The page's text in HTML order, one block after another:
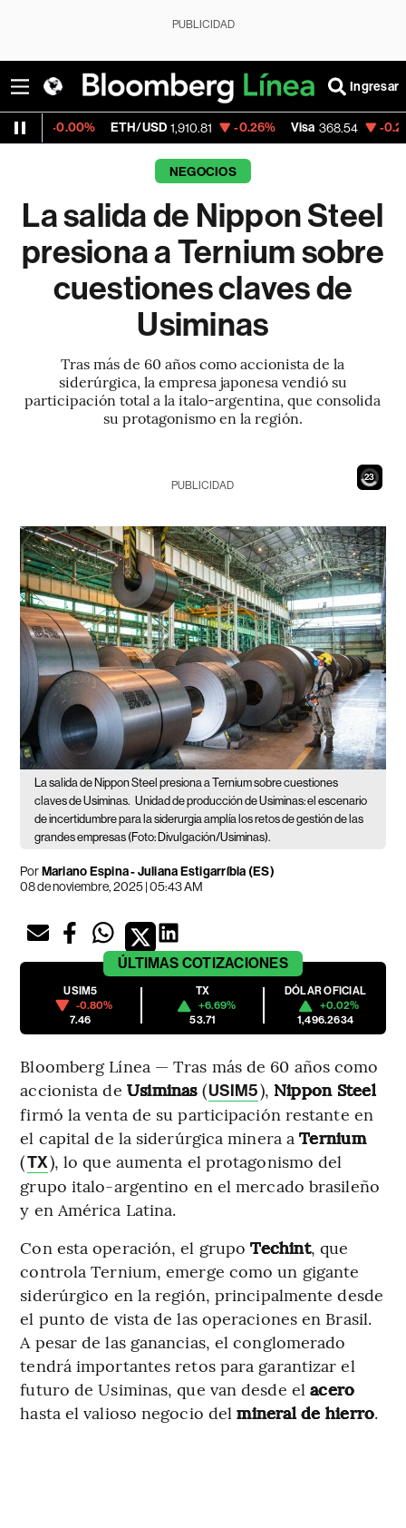
PUBLICIDAD
Ingresar
ETH/USD 1,910.81 -0.26% Visa 368.54 -0.28%
NEGOCIOS
La salida de Nippon Steel
presiona a Ternium sobre
cuestiones claves de
Usiminas
Tras más de 60 años como accionista de la
siderúrgica, la empresa japonesa vendió su
participación total a la italo-argentina, que consolida
su protagonismo en la región.
21
PUBLICIDAD
La salida de Nippon Steel presiona a Ternium sobre cuestiones
claves de Usiminas. Unidad de producción de Usiminas: el escenario
de incertidumbre para la siderurgia amplía los retos de gestión de las
grandes empresas (Foto: Divulgación/Usiminas).
PorMariano Espina-Juliana Estigarríbia (ES)
08 de noviembre, 2025 | 05:43 AM
ÚLTIMAS COTIZACIONES
USIM5
-0.80%
7.46
TX
+6.69%
53.71
DÓLAR OFICIAL
+0.02%
1,496.2634
Bloomberg Línea — Tras más de 60 años como
accionista de Usiminas (USIM5), Nippon Steel
firmó la venta de su participación restante en
el capital de la siderúrgica minera aTernium
(TX), lo que aumenta el protagonismo del
grupo italo-argentino en el mercado brasileño
y en América Latina.
Con esta operación, el grupoTechint, que
controla Ternium, emerge como un gigante
siderúrgico en la región, principalmente desde
el punto de vista de las operaciones en Brasil.
A pesar de las ganancias, el conglomerado
tendrá importantes retos para garantizar el
futuro de Usiminas, que van desde elacero
hasta el valioso negocio delmineral de hierro.